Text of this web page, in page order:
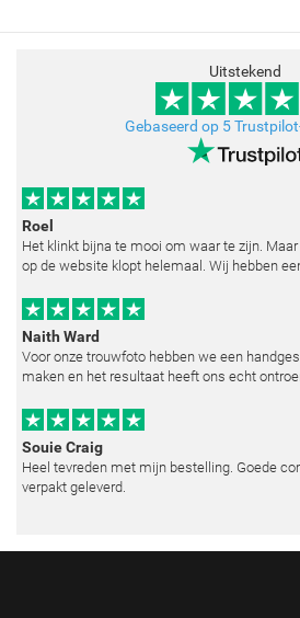
Uitstekend
Gebaseerd op 5
Roel
Het klinkt bijna te mooi om waar te zijn.
op de website klopt helemaal. Wij hebben
Naith Ward
Voor onze trouwfoto hebben we een
maken en het resultaat heeft ons echt
Souie Craig
Heel tevreden met mijn bestelling. Goede
verpakt geleverd.